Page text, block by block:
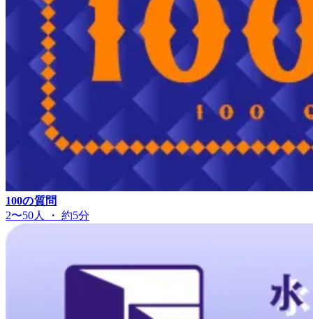
100の質問
2〜50人 ・ 約5分